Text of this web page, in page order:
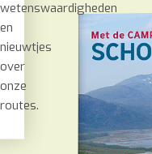
wetenswaardigheden
en
nieuwtjes
over
onze
routes.